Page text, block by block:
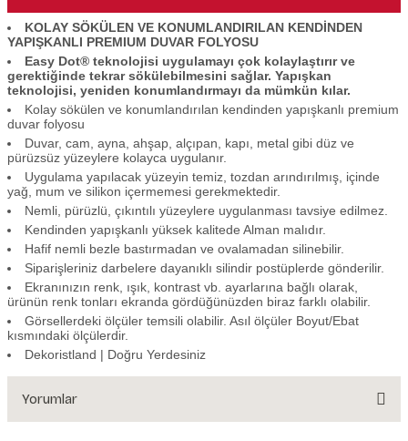
KOLAY SÖKÜLEN VE KONUMLANDIRILAN KENDİNDEN
YAPIŞKANLI PREMIUM DUVAR FOLYOSU
Easy Dot® teknolojisi uygulamayı çok kolaylaştırır ve
gerektiğinde tekrar sökülebilmesini sağlar. Yapışkan
teknolojisi, yeniden konumlandırmayı da mümkün kılar.
Kolay sökülen ve konumlandırılan kendinden yapışkanlı premium
duvar folyosu
Duvar, cam, ayna, ahşap, alçıpan, kapı, metal gibi düz ve
pürüzsüz yüzeylere kolayca uygulanır.
Uygulama yapılacak yüzeyin temiz, tozdan arındırılmış, içinde
yağ, mum ve silikon içermemesi gerekmektedir.
Nemli, pürüzlü, çıkıntılı yüzeylere uygulanması tavsiye edilmez.
Kendinden yapışkanlı yüksek kalitede Alman malıdır.
Hafif nemli bezle bastırmadan ve ovalamadan silinebilir.
Siparişleriniz darbelere dayanıklı silindir postüplerde gönderilir.
Ekranınızın renk, ışık, kontrast vb. ayarlarına bağlı olarak,
ürünün renk tonları ekranda gördüğünüzden biraz farklı olabilir.
Görsellerdeki ölçüler temsili olabilir. Asıl ölçüler Boyut/Ebat
kısmındaki ölçülerdir.
Dekoristland | Doğru Yerdesiniz
Yorumlar